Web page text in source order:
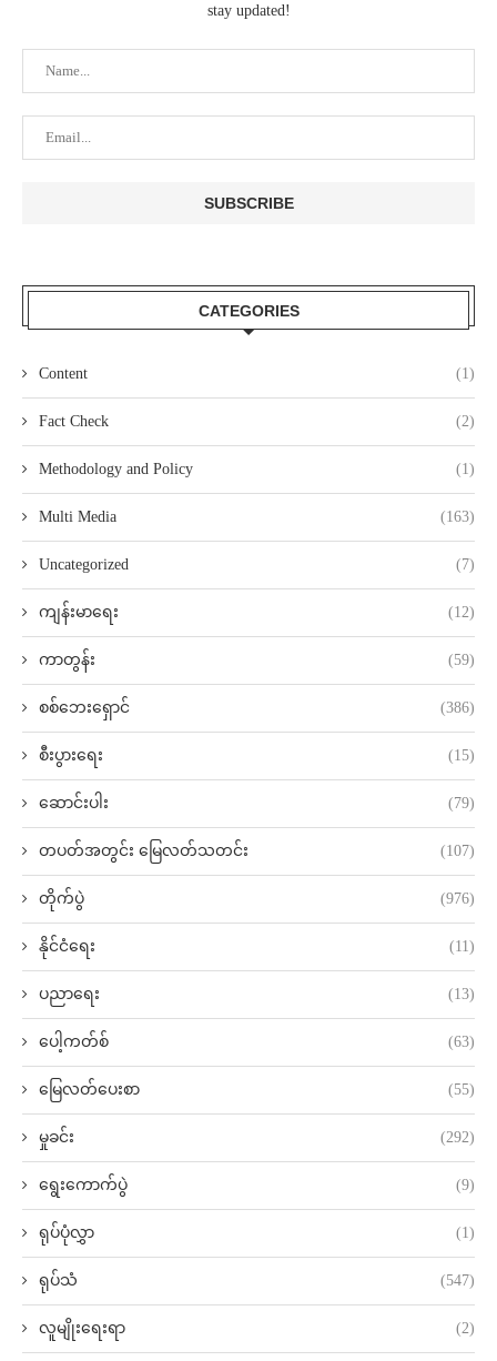
stay updated!
CATEGORIES
Content (1)
Fact Check (2)
Methodology and Policy (1)
Multi Media (163)
Uncategorized (7)
ကျန်းမာရေး (12)
ကာတွန်း (59)
စစ်ဘေးရှောင် (386)
စီးပွားရေး (15)
ဆောင်းပါး (79)
တပတ်အတွင်း မြေလတ်သတင်း (107)
တိုက်ပွဲ (976)
နိုင်ငံရေး (11)
ပညာရေး (13)
ပေါ့ကတ်စ် (63)
မြေလတ်ပေးစာ (55)
မှုခင်း (292)
ရွေးကောက်ပွဲ (9)
ရုပ်ပုံလွှာ (1)
ရုပ်သံ (547)
လူမျိုးရေးရာ (2)